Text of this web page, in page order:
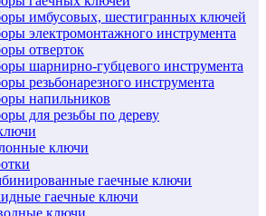
имбусовых, шестигранных ключей
электромонтажного инструмента
отверток
шарнирно-губцевого инструмента
резьбонарезного инструмента
напильников
для резьбы по дереву
ключи
гаечные ключи
гаечные ключи
ключи